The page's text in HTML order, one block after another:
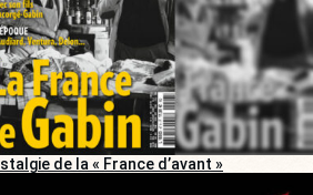
de la « France d’avant »